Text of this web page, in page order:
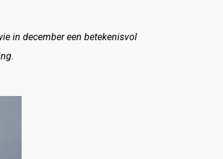
in december een betekenisvol